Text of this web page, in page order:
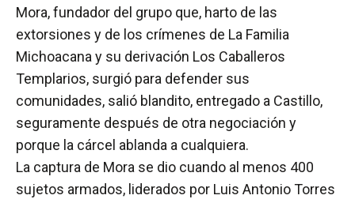
Mora, fundador del grupo que, harto de las
extorsiones y de los crímenes de La Familia
Michoacana y su derivación Los Caballeros
Templarios, surgió para defender sus
comunidades, salió blandito, entregado a Castillo,
seguramente después de otra negociación y
porque la cárcel ablanda a cualquiera.
La captura de Mora se dio cuando al menos 400
sujetos armados, liderados por Luis Antonio Torres